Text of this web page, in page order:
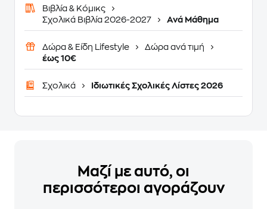
Βιβλία & Κόμικς
Σχολικά Βιβλία 2026-2027
Ανά Μάθημα
Δώρα & Είδη Lifestyle
Δώρα ανά τιμή
έως 10€
Σχολικά Ιδιωτικές Σχολικές Λίστες 2026
Μαζί με αυτό, οι
περισσότεροι αγοράζουν